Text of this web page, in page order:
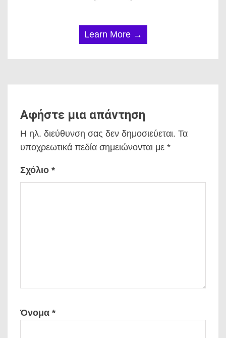
Learn More →
Αφήστε μια απάντηση
Η ηλ. διεύθυνση σας δεν δημοσιεύεται. Τα
υποχρεωτικά πεδία σημειώνονται με *
Σχόλιο *
Όνομα *